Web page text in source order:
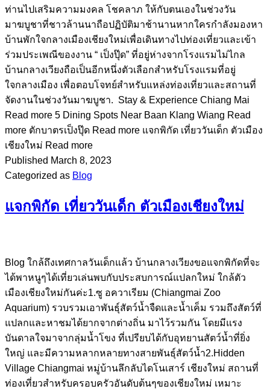
ท่านไปเสริมความมงคล โชคลาภ ให้กับตนเองในช่วงวัน
มาฆบูชาที่ชาวล้านนาถือปฏิบัติมาช้านานหากใครกำลังมองหา
บ้านพักใจกลางเมืองเชียงใหม่เพื่อเดินทางไปท่องเที่ยวและเข้า
ร่วมประเพณีของงาน “ เป็งปุ๊ด” ที่อยู่ห่างจากโรงแรมไม่ไกล
บ้านกลางเวียงถือเป็นอีกหนึ่งตัวเลือกสำหรับโรงแรมที่อยู่
ใจกลางเมือง เพื่อตอบโจทย์สำหรับแหล่งท่องเที่ยวและสถานที่
จัดงานในช่วงวันมาฆบูชา. Stay & Experience Chiang Mai
Read more 5 Dining Spots Near Baan Klang Wiang Read
more ตักบาตรเป็งปุ๊ด Read more แจกพิกัด เที่ยววันเด็ก ตัวเมือง
เชียงใหม่ Read more
Published March 8, 2023
Categorized as Blog
แจกพิกัด เที่ยววันเด็ก ตัวเมืองเชียงใหม่
Blog ใกล้ถึงเทศกาลวันเด็กแล้ว บ้านกลางเวียงขอแจกพิกัดที่จะ
ได้พาหนูๆได้เที่ยวเล่นพบกับประสบการณ์แปลกใหม่ ใกล้ตัว
เมืองเชียงใหม่กันค่ะ1.ซู อควาเรียม (Chiangmai Zoo
Aquarium) รวบรวมเอาพันธุ์สัตว์น้ำจืดและน้ำเค็ม รวมถึงสัตว์ที่
แปลกและหาชมได้ยากจากต่างถิ่น มาไว้รวมกัน โดยมีแรง
บันดาลใจมาจากลุ่มน้ำโขง ที่เปรียบได้กับอุทยานสัตว์น้ำที่ยิ่ง
ใหญ่ และมีความหลากหลายทางสายพันธุ์สัตว์น้ำ2.Hidden
Village Chiangmai หมู่บ้านลึกลับไดโนเสาร์ เชียงใหม่ สถานที่
ท่องเที่ยวสำหรับครอบครัวอันดับต้นๆของเชียงใหม่ เหมาะ